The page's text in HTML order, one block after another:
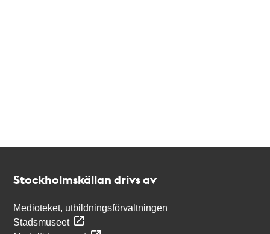
Stockholmskällan drivs av
Medioteket, utbildningsförvaltningen
Stadsmuseet